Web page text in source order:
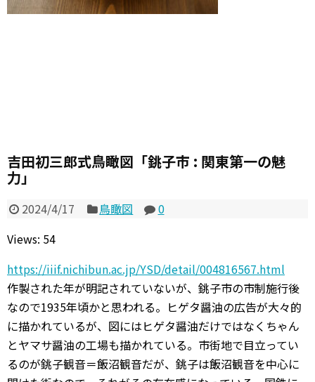
吉田初三郎式鳥瞰図「銚子市 : 関東第一の魅
力」
2024/4/17 鳥瞰図
0
Views: 54
https://iiif.nichibun.ac.jp/YSD/detail/004816567.html
作製された年が明記されていないが、銚子市の市制施行後
なので1935年頃かと思われる。ヒゲタ醤油の広告が大々的
に描かれているが、図にはヒゲタ醤油だけではなくちゃん
とヤマサ醤油の工場も描かれている。市街地で目立ってい
るのが銚子観音＝飯沼観音だが、銚子は飯沼観音を中心に